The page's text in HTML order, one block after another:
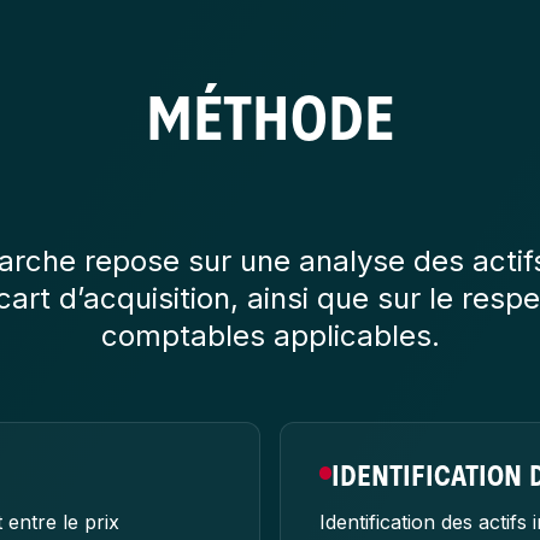
MÉTHODE
repose sur une analyse des
d’acquisition, ainsi que sur le
comptables applicables.
entre le prix
IDENTIFICATION
Identification des